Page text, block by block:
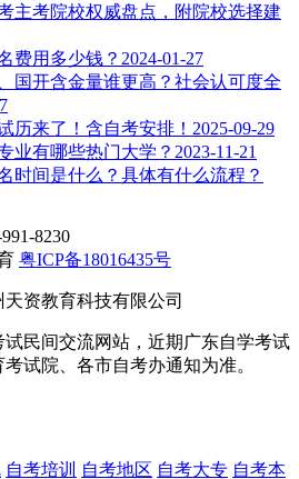
主考院校权威盘点，附院校选择建
费用多少钱？ 2024-01-27
国开含金量谁更高？社会认可度全
历来了！含自考安排！ 2025-09-29
业有哪些热门大学？ 2023-11-21
时间是什么？具体有什么流程？
8230
粤ICP备18016435号
资教育科技有限公司
民间交流网站，近期广东自学考试
试院、各市自考办通知为准。
自考培训 自考地区 自考大专 自考本